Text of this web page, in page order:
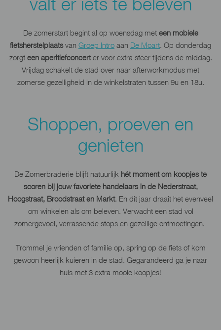
De zomerstart begint al op woensdag met een mobiele
fietsherstelplaatsvan Groep Intro aan De Moart. Op donderdag
zorgt een aperitiefconcerter voor extra sfeer tijdens de middag.
Vrijdag schakelt de stad over naar afterworkmodus met
zomerse gezelligheid in de winkelstraten tussen 9u en 18u.
Shoppen, proeven en
genieten
De Zomerbraderie blijft natuurlijk hét moment om koopjes te
scoren bij jouw favoriete handelaars in de Nederstraat,
Hoogstraat, Broodstraat en Markt. En dit jaar draait het evenveel
om winkelen als om beleven. Verwacht een stad vol
zomergevoel, verrassende stops en gezellige ontmoetingen.
Trommel je vrienden of familie op, spring op de fiets of kom
gewoon heerlijk kuieren in de stad. Gegarandeerd ga je naar
huis met 3 extra mooie koopjes!